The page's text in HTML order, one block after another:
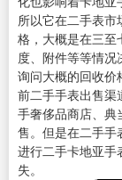
所以它在二手表
格，大概是在三至
度、附件等等情
询问大概的回收价
前二手手表出售渠
手奢侈品商店、典
售。但是在二手手
进行二手卡地亚手
失。